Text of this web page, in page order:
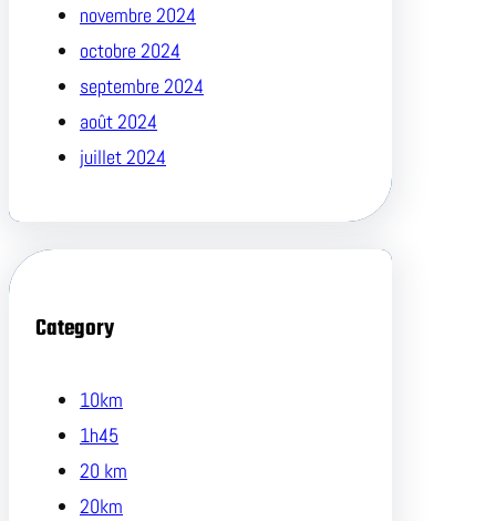
novembre 2024
octobre 2024
septembre 2024
août 2024
juillet 2024
Category
10km
1h45
20 km
20km